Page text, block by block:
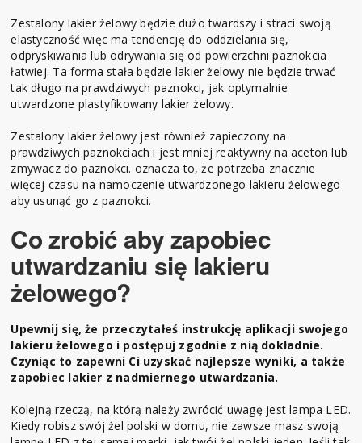
Zestalony lakier żelowy będzie dużo twardszy i straci swoją
elastyczność więc ma tendencję do oddzielania się,
odpryskiwania lub odrywania się od powierzchni paznokcia
łatwiej. Ta forma stała będzie lakier żelowy nie będzie trwać
tak długo na prawdziwych paznokci, jak optymalnie
utwardzone plastyfikowany lakier żelowy.
Zestalony lakier żelowy jest również zapieczony na
prawdziwych paznokciach i jest mniej reaktywny na aceton lub
zmywacz do paznokci. oznacza to, że potrzeba znacznie
więcej czasu na namoczenie utwardzonego lakieru żelowego
aby usunąć go z paznokci.
Co zrobić aby zapobiec
utwardzaniu się lakieru
żelowego?
Upewnij się, że przeczytałeś instrukcję aplikacji swojego
lakieru żelowego i postępuj zgodnie z nią dokładnie.
Czyniąc to zapewni Ci uzyskać najlepsze wyniki, a także
zapobiec lakier z nadmiernego utwardzania.
Kolejną rzeczą, na którą należy zwrócić uwagę jest lampa LED.
Kiedy robisz swój żel polski w domu, nie zawsze masz swoją